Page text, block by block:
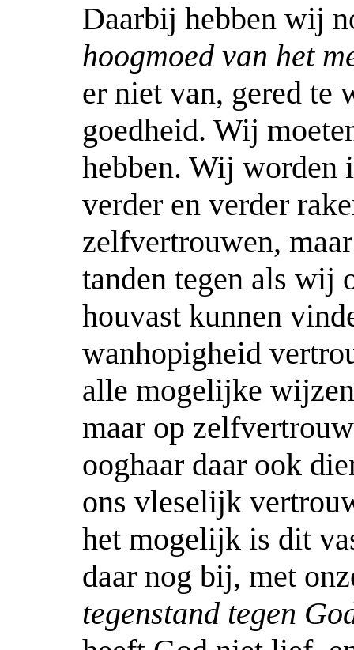
Daarbij hebben wij
hoogmoed van het
er niet van, gered te
goedheid. Wij
hebben. Wij worden
verder en verder
zelfvertrouwen,
tanden tegen als wij
houvast kunnen
wanhopigheid
alle mogelijke
maar op
ooghaar daar ook
ons vleselijk
het mogelijk is dit
daar nog bij, met
tegenstand tegen